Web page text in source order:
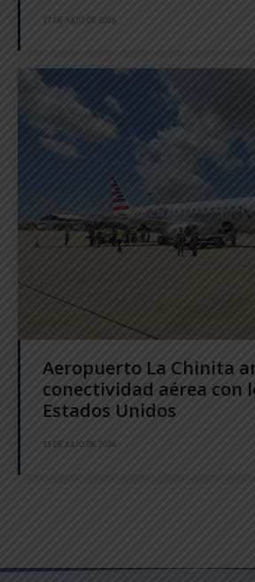
17 DE JULIO DE 2026
Aeropuerto La Chinita
conectividad aérea con
Estados Unidos
15 DE JULIO DE 2026